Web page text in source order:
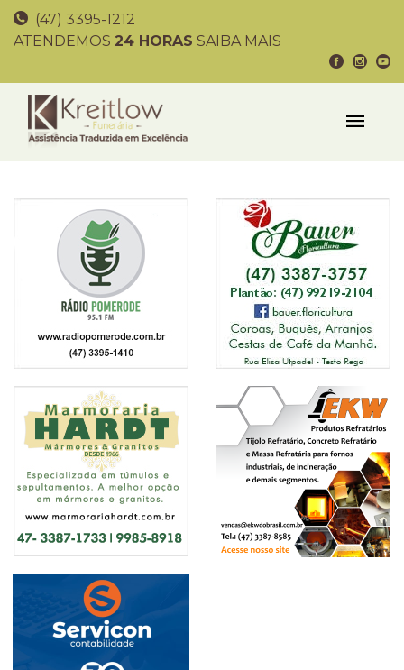
(47) 3395-1212
ATENDEMOS 24 HORAS SAIBA MAIS